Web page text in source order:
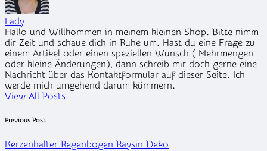
Lady
Hallo und Willkommen in meinem kleinen Shop. Bitte nimm
dir Zeit und schaue dich in Ruhe um. Hast du eine Frage zu
einem Artikel oder einen speziellen Wunsch ( Mehrmengen
oder kleine Änderungen), dann schreib mir doch gerne eine
Nachricht über das Kontaktformular auf dieser Seite. Ich
werde mich umgehend darum kümmern.
View All Posts
Post
navigation
Previous Post
Kerzenhalter Regenbogen Raysin Deko